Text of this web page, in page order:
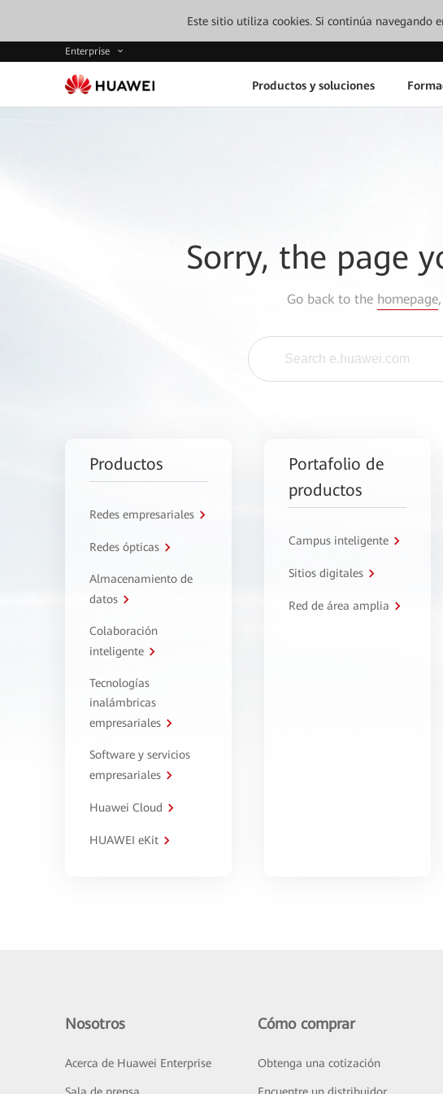
Este sitio utiliza cookies. Si continúa navegando
Enterprise
Productos y soluciones
Sorry, the page
Go back to the homepage
Productos
Redes empresariales
Redes ópticas
Almacenamiento de
datos
Colaboración
inteligente
Tecnologías
inalámbricas
empresariales
Software y servicios
empresariales
Huawei Cloud
HUAWEI eKit
Portafolio de
productos
Campus inteligente
Sitios digitales
Red de área amplia
Nosotros
Acerca de Huawei Enterprise
Cómo comprar
Obtenga una cotización